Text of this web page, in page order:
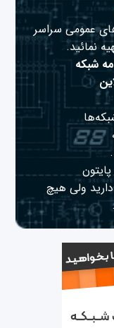
عمومی سراسر
نمائید.
شبکه
ولی هیچ